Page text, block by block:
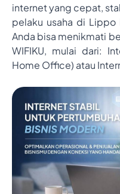
internet yang cepat,
pelaku usaha di Lippo
Anda bisa menikmati
WIFIKU, mulai dari:
Home Office) atau